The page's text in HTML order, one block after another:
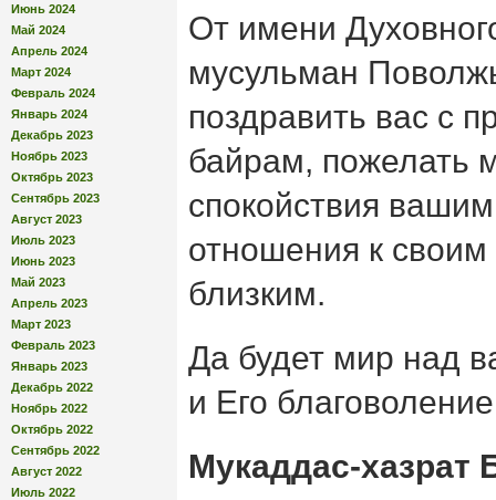
Июнь 2024
Май 2024
Апрель 2024
Март 2024
Февраль 2024
Январь 2024
Декабрь 2023
Ноябрь 2023
Октябрь 2023
Сентябрь 2023
Август 2023
Июль 2023
Июнь 2023
Май 2023
Апрель 2023
Март 2023
Февраль 2023
Январь 2023
Декабрь 2022
Ноябрь 2022
Октябрь 2022
Сентябрь 2022
Август 2022
Июль 2022
От имени
мусульман
поздравить вас с
байрам, пожелать
спокойствия
отношения к
близким.
Да будет мир над
и Его
Мукаддас-хазрат